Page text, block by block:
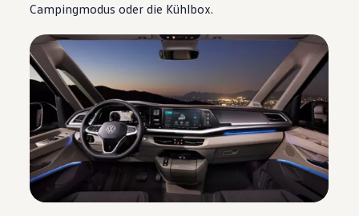
Campingmodus oder die Kühlbox.